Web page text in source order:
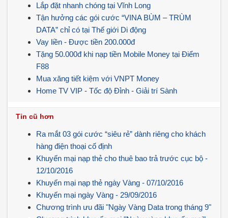
Lắp đặt nhanh chóng tại Vĩnh Long
Tận hưởng các gói cước “VINA BÙM – TRÙM
DATA” chỉ có tại Thế giới Di động
Vay liền - Được tiền 200.000đ
Tặng 50.000đ khi nạp tiền Mobile Money tại Điểm
F88
Mua xăng tiết kiệm với VNPT Money
Home TV VIP - Tốc độ Đỉnh - Giải trí Sành
Tin cũ hơn
Ra mắt 03 gói cước “siêu rẻ” dành riêng cho khách
hàng điện thoại cố định
Khuyến mại nạp thẻ cho thuê bao trả trước cục bộ -
12/10/2016
Khuyến mại nạp thẻ ngày Vàng - 07/10/2016
Khuyến mại ngày Vàng - 29/09/2016
Chương trình ưu đãi "Ngày Vàng Data trong tháng 9"